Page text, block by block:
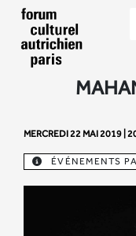
MERCREDI 22 MAI 2019 |
ÉVÉNEMENTS